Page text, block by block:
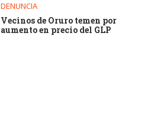
DENUNCIA
Vecinos de Oruro temen por
aumento en precio del GLP